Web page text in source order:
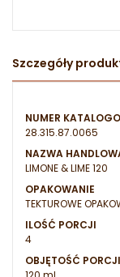
Szczegóły
NUMER
28.315.87.0065
NAZWA
LIMONE & LIME 120
OPAKOWANIE
TEKTUROWE
ILOŚĆ PORCJI
4
OBJĘTOŚĆ PORCJI